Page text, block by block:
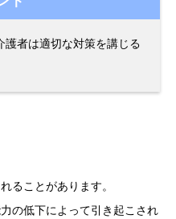
護者は適切な対策を講じる
ることがあります。
の低下によって引き起こされ